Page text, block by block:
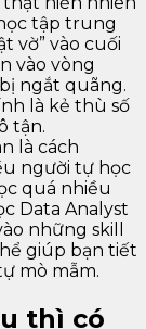
tập trung
vờ” vào cuối
vào vòng
ngắt quãng.
là kẻ thù số
tận.
là cách
người tự học
quá nhiều
Data Analyst
những skill
giúp bạn tiết
mò mẫm.
thì có